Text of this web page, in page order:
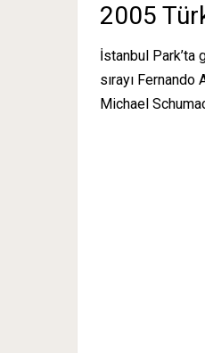
2005
İstanbul Park’ta
sırayı
Michael